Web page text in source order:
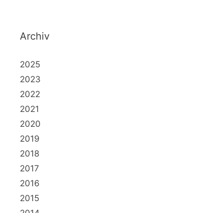
Archiv
2025
2023
2022
2021
2020
2019
2018
2017
2016
2015